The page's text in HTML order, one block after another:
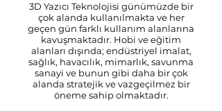
3D Yazıcı Teknolojisi günümüzde bir
çok alanda kullanılmakta ve her
geçen gün farklı kullanım alanlarına
kavuşmaktadır. Hobi ve eğitim
alanları dışında; endüstriyel imalat,
sağlık, havacılık, mimarlık, savunma
sanayi ve bunun gibi daha bir çok
alanda stratejik ve vazgeçilmez bir
öneme sahip olmaktadır.